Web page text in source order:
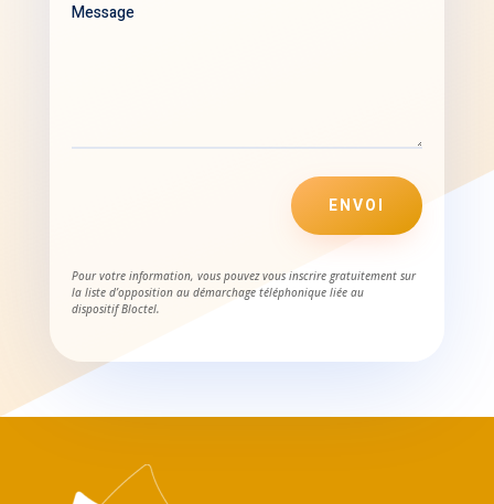
ENVOI
Pour votre information, vous pouvez vous inscrire gratuitement sur
la liste d’opposition au démarchage téléphonique liée au
dispositif Bloctel.